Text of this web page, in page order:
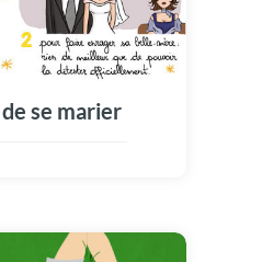
se marier